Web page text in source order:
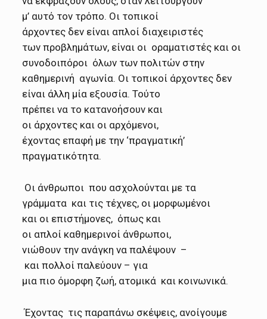
μ’ αυτό τον τρόπο. Οι τοπικοί
άρχοντες δεν είναι απλοί διαχειριστές
των προβλημάτων, είναι οι οραματιστές και οι
συνοδοιπόροι όλων των πολιτών στην
καθημερινή αγωνία. Οι τοπικοί άρχοντες δεν
είναι άλλη μία εξουσία. Τούτο
πρέπει να το κατανοήσουν και
οι άρχοντες και οι αρχόμενοι,
έχοντας επαφή με την ‘πραγματική’
πραγματικότητα.
Οι άνθρωποι που ασχολούνται με τα
γράμματα και τις τέχνες, οι μορφωμένοι
και οι επιστήμονες, όπως και
οι απλοί καθημερινοί άνθρωποι,
νιώθουν την ανάγκη ναπαλέψουν –
και πολλοί παλεύουν – για
μια πιο όμορφη ζωή, ατομικά και κοινωνικά.
Έχοντας τις παραπάνω σκέψεις, ανοίγουμε